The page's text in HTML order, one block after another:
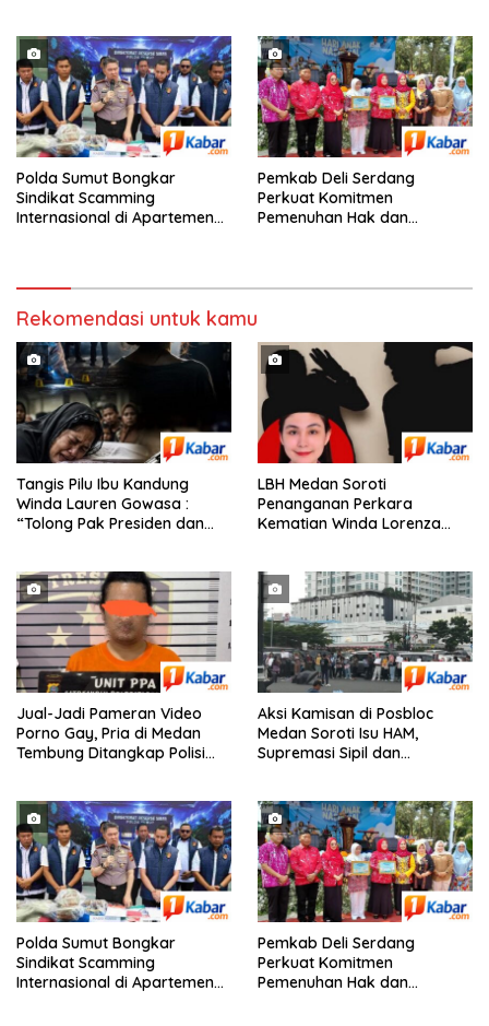
Polda Sumut Bongkar
Sindikat Scamming
Internasional di Apartemen
Pemkab Deli Serdang
Perkuat Komitmen
Pemenuhan Hak dan
Rekomendasi untuk kamu
Tangis Pilu Ibu Kandung
Winda Lauren Gowasa :
“Tolong Pak Presiden dan
‎LBH Medan Soroti
Penanganan Perkara
Kematian Winda Lorenza
Transparan
Jual-Jadi Pameran Video
Porno Gay, Pria di Medan
Tembung Ditangkap Polisi
Aksi Kamisan di Posbloc
Medan Soroti Isu HAM,
Supremasi Sipil dan
Polda Sumut Bongkar
Sindikat Scamming
Internasional di Apartemen
Pemkab Deli Serdang
Perkuat Komitmen
Pemenuhan Hak dan